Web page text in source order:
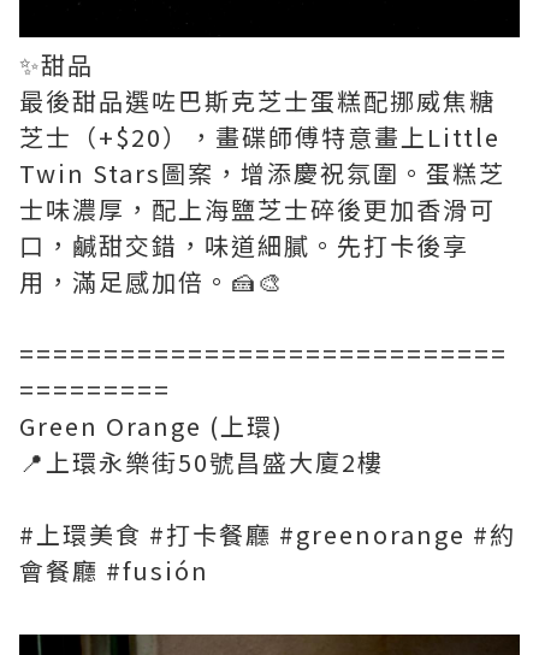
✨甜品
最後甜品選咗巴斯克芝士蛋糕配挪威焦糖
芝士（+$20），畫碟師傅特意畫上Little
Twin Stars圖案，增添慶祝氛圍。蛋糕芝
士味濃厚，配上海鹽芝士碎後更加香滑可
口，鹹甜交錯，味道細膩。先打卡後享
用，滿足感加倍。🍰🎨
=============================
=========
Green Orange (上環)
📍上環永樂街50號昌盛大廈2樓
#上環美食 #打卡餐廳 #greenorange #約
會餐廳 #fusión